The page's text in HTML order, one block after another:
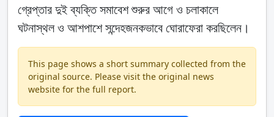
গ্রেপ্তার দুই ব্যক্তি সমাবেশ শুরুর আগে ও চলাকালে
ঘটনাস্থল ও আশপাশে সন্দেহজনকভাবে ঘোরাফেরা করছিলেন।
This page shows a short summary collected from the
original source. Please visit the original news
website for the full report.